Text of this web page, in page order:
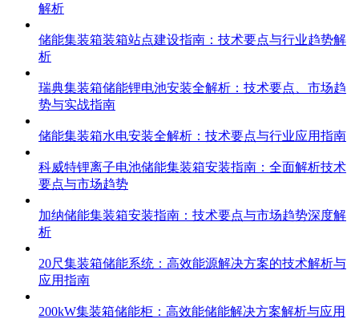
解析
储能集装箱装箱站点建设指南：技术要点与行业趋势解
析
瑞典集装箱储能锂电池安装全解析：技术要点、市场趋
势与实战指南
储能集装箱水电安装全解析：技术要点与行业应用指南
科威特锂离子电池储能集装箱安装指南：全面解析技术
要点与市场趋势
加纳储能集装箱安装指南：技术要点与市场趋势深度解
析
20尺集装箱储能系统：高效能源解决方案的技术解析与
应用指南
200kW集装箱储能柜：高效能储能解决方案解析与应用